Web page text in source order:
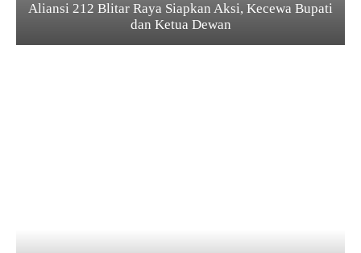
Aliansi 212 Blitar Raya Siapkan Aksi, Kecewa Bupati
dan Ketua Dewan